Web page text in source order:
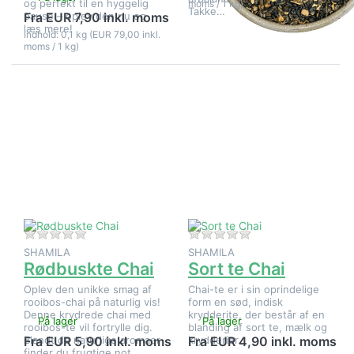
og perfekt til en hyggelig
pause – oplev den nu og
læs mere!
Fra EUR 7,90 inkl. moms
Indhold: 0,1 kg (EUR 79,00 inkl.
moms / 1 kg)
Takke…
moms / 1 kg)
Der er endnu ingen anmeldelser af dette produkt.
SHAMILA
Rødbuskte Chai
Oplev den unikke smag af
rooibos-chai på naturlig vis!
Denne krydrede chai med
rooibos-te vil fortrylle dig.
Blandt de naturlige aromaer
På lager
Fra EUR 5,90 inkl. moms
Der er endnu
SHAMILA
Sort te Chai
Chai-te er i sin oprindelige
form en sød, indisk
krydderite, der består af en
blanding af sort te, mælk og
krydderier.
På lager
Fra EUR 4,90 inkl. moms